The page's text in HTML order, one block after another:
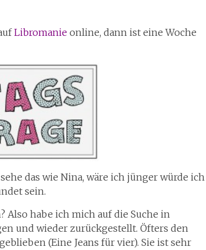
Libromanie online, dann ist eine Woche
das wie Nina, wäre ich jünger würde ich
sein.
habe ich mich auf die Suche in
und wieder zurückgestellt. Öfters den
(Eine Jeans für vier). Sie ist sehr